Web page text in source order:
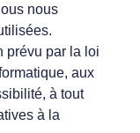
nous
prévu par la loi
aux
à tout
à la